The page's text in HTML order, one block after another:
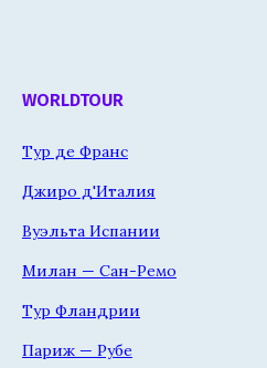
WORLDTOUR
Тур де Франс
Джиро д'Италия
Вуэльта Испании
Милан — Сан-Ремо
Тур Фландрии
Париж — Рубе